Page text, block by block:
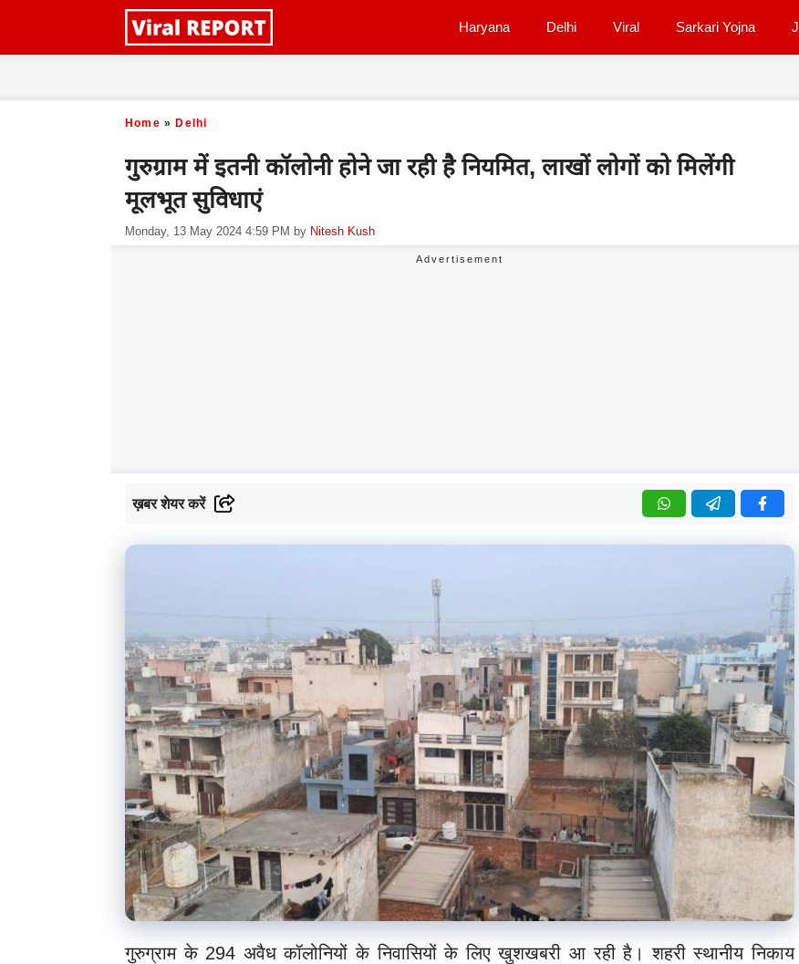
Haryana Delhi Viral Sarkari Yojna
Home » Delhi
गुरुग्राम में इतनी कॉलोनी होने जा रही है नियमित, लाखों लोगों को मिलेंगी
मूलभूत सुविधाएं
Monday, 13 May 2024 4:59 PM by Nitesh Kush
ख़बर शेयर करें
गुरुग्राम के 294 अवैध कॉलोनियों के निवासियों के लिए खुशखबरी आ रही है। शहरी स्थानीय निकाय